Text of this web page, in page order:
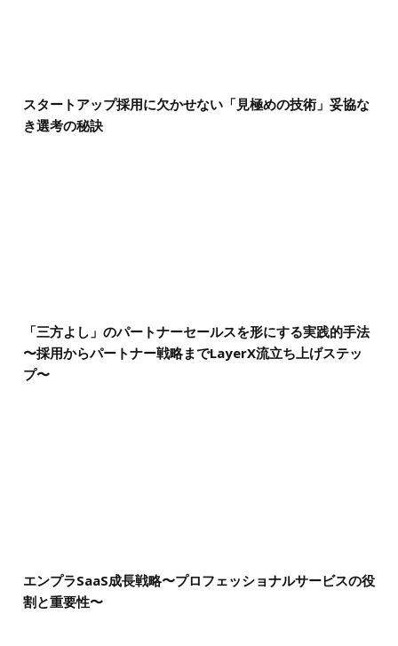
スタートアップ採用に欠かせない「見極めの技術」妥協な
き選考の秘訣
「三方よし」のパートナーセールスを形にする実践的手法
〜採用からパートナー戦略までLayerX流立ち上げステッ
プ〜
エンプラSaaS成長戦略〜プロフェッショナルサービスの役
割と重要性〜